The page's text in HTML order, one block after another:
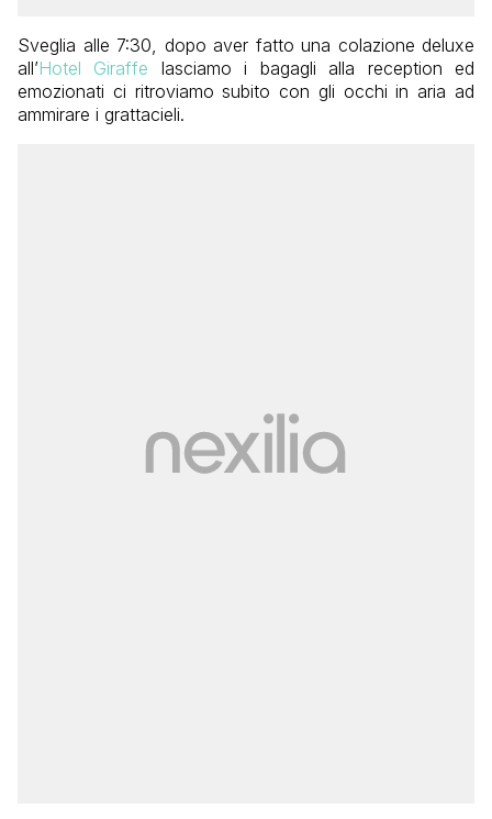
Sveglia alle 7:30, dopo aver fatto una colazione deluxe
all’Hotel Giraffe lasciamo i bagagli alla reception ed
emozionati ci ritroviamo subito con gli occhi in aria ad
ammirare i grattacieli.